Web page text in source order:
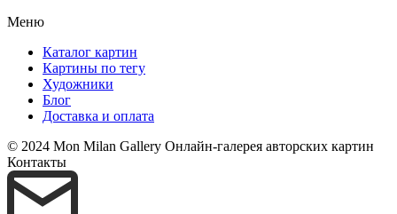
Меню
Каталог картин
Картины по тегу
Художники
Блог
Доставка и оплата
© 2024 Mon Milan Gallery Онлайн-галерея авторских картин
Контакты